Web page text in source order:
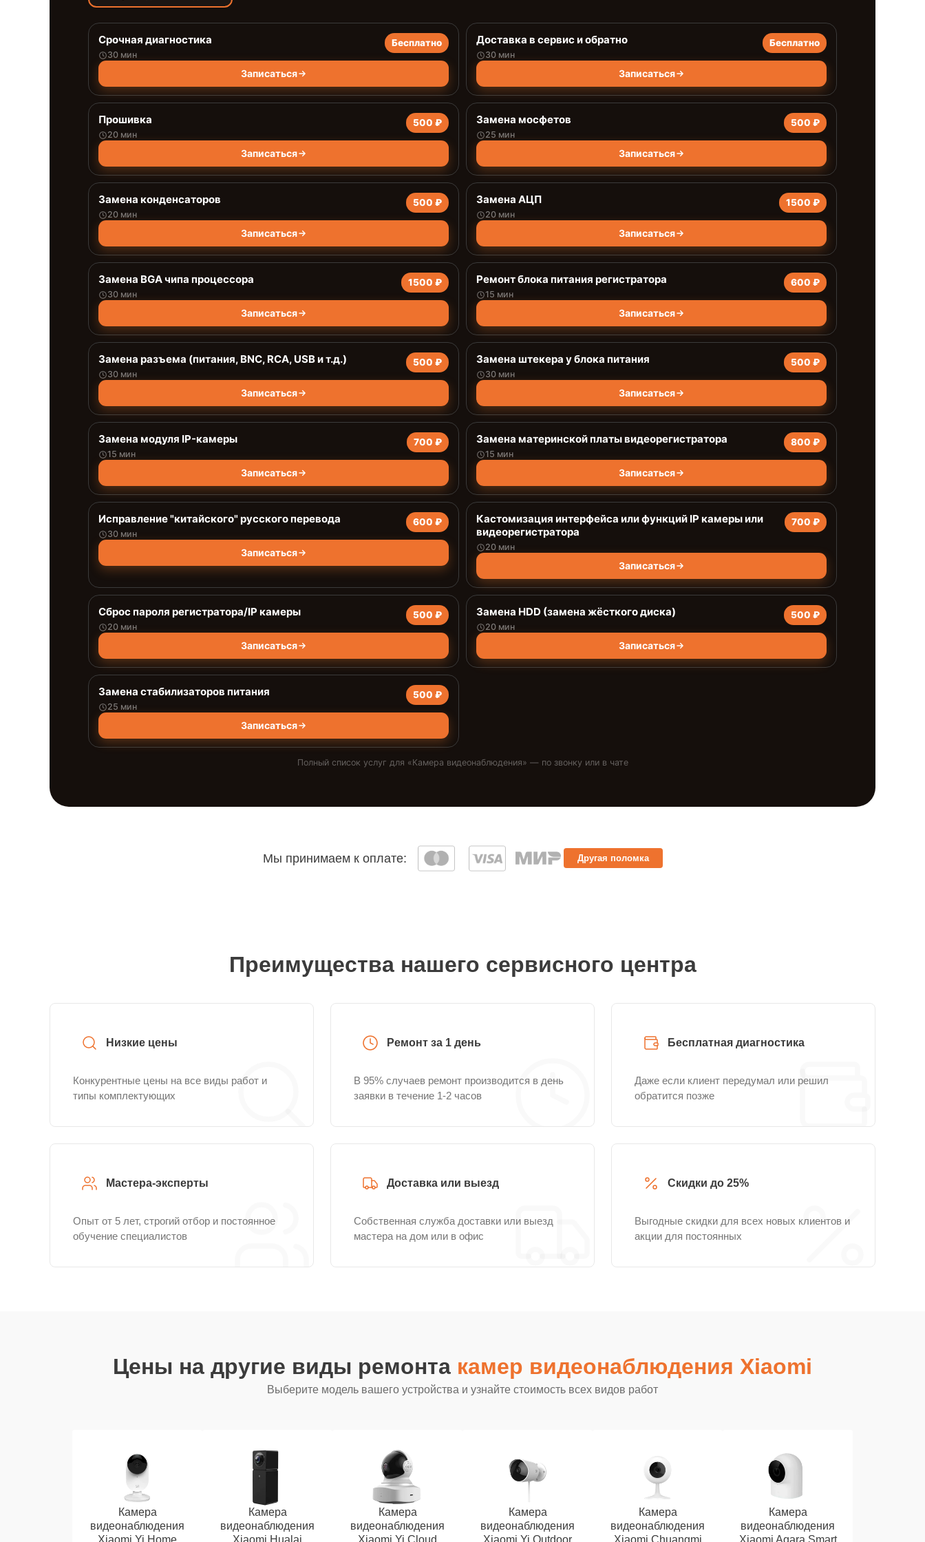
Срочная диагностика
30 мин
Бесплатно
Записаться
Доставка в сервис и обратно
30 мин
Бесплатно
Записаться
Прошивка
20 мин
500 ₽
Записаться
Замена мосфетов
25 мин
500 ₽
Записаться
Замена конденсаторов
20 мин
500 ₽
Записаться
Замена АЦП
20 мин
1500 ₽
Записаться
Замена BGA чипа процессора
30 мин
1500 ₽
Записаться
Ремонт блока питания регистратора
15 мин
600 ₽
Записаться
Замена разъема (питания, BNC, RCA, USB и т.д.)
30 мин
500 ₽
Записаться
Замена штекера у блока питания
30 мин
500 ₽
Записаться
Замена модуля IP-камеры
15 мин
700 ₽
Записаться
Замена материнской платы видеорегистратора
15 мин
800 ₽
Записаться
Исправление "китайского" русского перевода
30 мин
600 ₽
Записаться
Кастомизация интерфейса или функций IP камеры или
видеорегистратора
20 мин
700 ₽
Записаться
Сброс пароля регистратора/IP камеры
20 мин
500 ₽
Записаться
Замена HDD (замена жёсткого диска)
20 мин
500 ₽
Записаться
Замена стабилизаторов питания
25 мин
500 ₽
Записаться
Полный список услуг для «Камера видеонаблюдения» — по звонку или в чате
Мы принимаем к оплате: Другая поломка
Преимущества нашего сервисного центра
Низкие цены
Конкурентные цены на все виды работ и
типы комплектующих
Ремонт за 1 день
В 95% случаев ремонт производится в день
заявки в течение 1-2 часов
Бесплатная диагностика
Даже если клиент передумал или решил
обратится позже
Мастера-эксперты
Опыт от 5 лет, строгий отбор и постоянное
обучение специалистов
Доставка или выезд
Собственная служба доставки или выезд
мастера на дом или в офис
Скидки до 25%
Выгодные скидки для всех новых клиентов и
акции для постоянных
Цены на другие виды ремонта камер видеонаблюдения Xiaomi
Выберите модель вашего устройства и узнайте стоимость всех видов работ
Камера
видеонаблюдения
Xiaomi Yi Home
Камера
видеонаблюдения
Xiaomi Hualai
Камера
видеонаблюдения
Xiaomi Yi Cloud
Камера
видеонаблюдения
Xiaomi Yi Outdoor
Камера
видеонаблюдения
Xiaomi Chuangmi
Камера
видеонаблюдения
Xiaomi Aqara Smart